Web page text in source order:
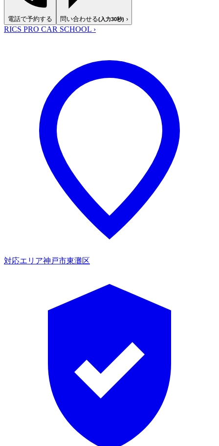
電話で予約する 問い合わせる(入力30秒) ›
RICS PRO CAR SCHOOL ›
対応エリア神戸市東灘区